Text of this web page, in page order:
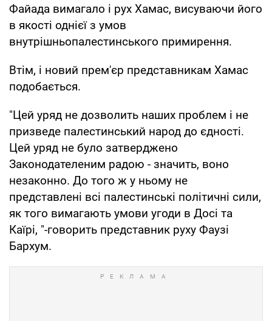
Файада вимагало і рух Хамас, висуваючи його
в якості однієї з умов
внутрішньопалестинського примирення.
Втім, і новий прем'єр представникам Хамас
подобається.
"Цей уряд не дозволить наших проблем і не
призведе палестинський народ до єдності.
Цей уряд не було затверджено
Законодателеним радою - значить, воно
незаконно. До того ж у ньому не
представлені всі палестинські політичні сили,
як того вимагають умови угоди в Досі та
Каїрі, "-говорить представник руху Фаузі
Бархум.